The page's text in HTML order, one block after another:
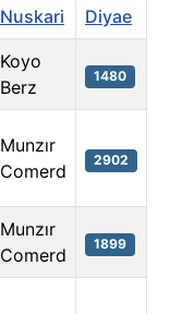
Nuskari Diyae
Koyo
Berz
1480
Munzır
Comerd
2902
Munzır
Comerd
1899